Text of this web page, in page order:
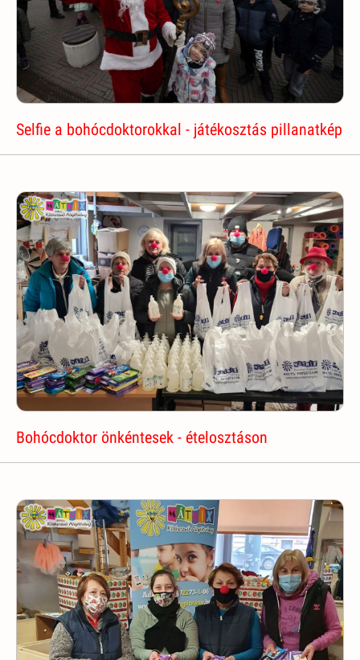
Selfie a bohócdoktorokkal - játékosztás pillanatkép
Bohócdoktor önkéntesek - ételosztáson